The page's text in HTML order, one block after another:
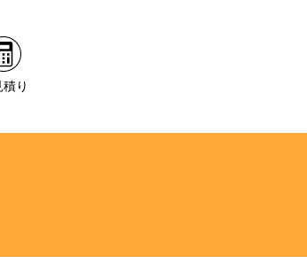
積り